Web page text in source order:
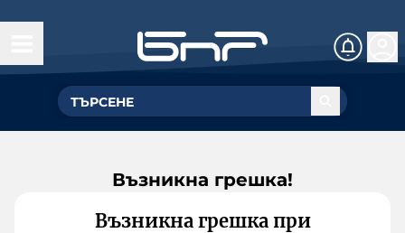
Възникна грешка!
Възникна грешка при